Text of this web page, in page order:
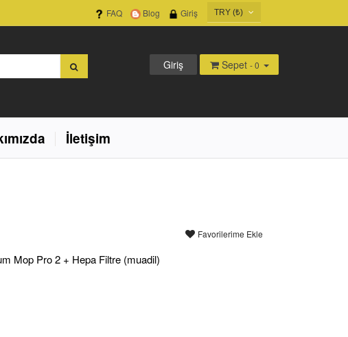
TRY (₺)
EUR (€)
TRY (₺)
FAQ Blog Giriş
Sepet - 0
Giriş
İletişim
Favorilerime Ekle
Mop Pro 2 + Hepa Filtre (muadil)